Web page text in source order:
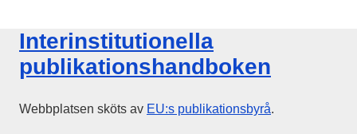
Interinstitutionella
publikationshandboken
Webbplatsen sköts av EU:s publikationsbyrå.